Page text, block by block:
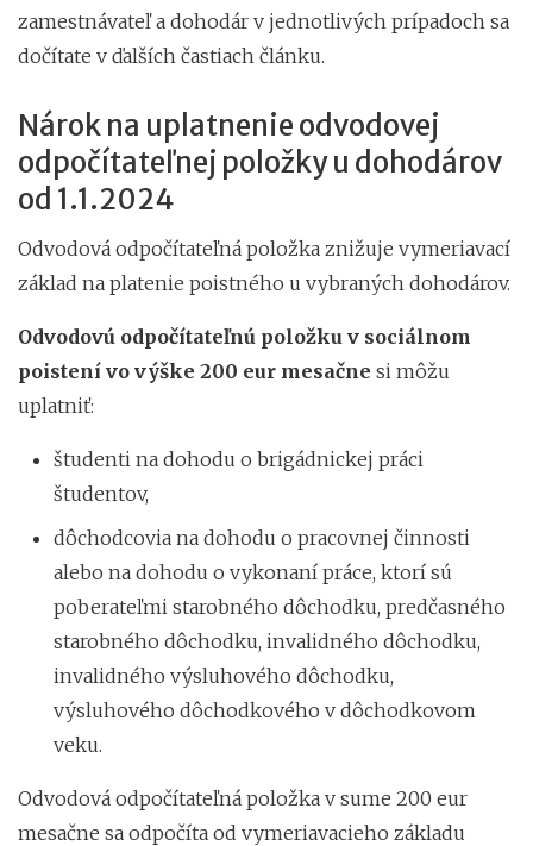
zamestnávateľ a dohodár v jednotlivých prípadoch sa
dočítate v ďalších častiach článku.
Nárok na uplatnenie odvodovej
odpočítateľnej položky u dohodárov
od 1.1.2024
Odvodová odpočítateľná položka znižuje vymeriavací
základ na platenie poistného u vybraných dohodárov.
Odvodovú odpočítateľnú položku v sociálnom
poistení vo výške 200 eur mesačne si môžu
uplatniť:
študenti na dohodu o brigádnickej práci
študentov,
dôchodcovia na dohodu o pracovnej činnosti
alebo na dohodu o vykonaní práce, ktorí sú
poberateľmi starobného dôchodku, predčasného
starobného dôchodku, invalidného dôchodku,
invalidného výsluhového dôchodku,
výsluhového dôchodkového v dôchodkovom
veku.
Odvodová odpočítateľná položka v sume 200 eur
mesačne sa odpočíta od vymeriavacieho základu